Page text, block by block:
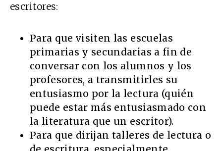
escritores:
Para que visiten las escuelas
primarias y secundarias a fin de
conversar con los alumnos y los
profesores, a transmitirles su
entusiasmo por la lectura (quién
puede estar más entusiasmado con
la literatura que un escritor).
Para que dirijan talleres de lectura o